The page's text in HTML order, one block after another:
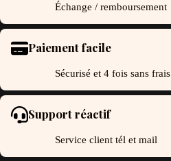
Échange / remboursement
Paiement facile
Sécurisé et 4 fois sans frais
Support réactif
Service client tél et mail